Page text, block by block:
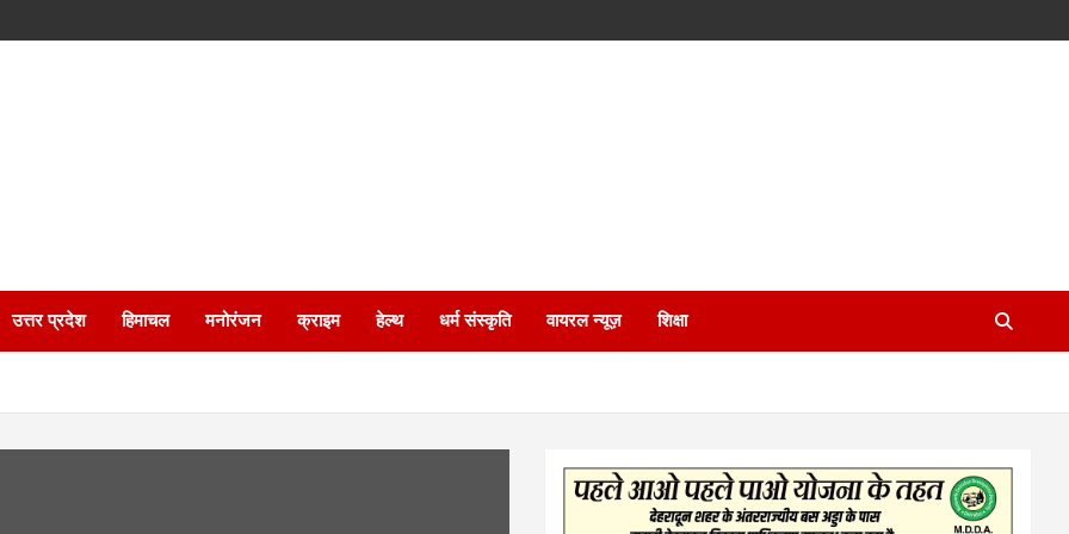
उत्तर प्रदेश हिमाचल मनोरंजन क्राइम हेल्थ धर्म संस्कृति वायरल न्यूज़ शिक्षा